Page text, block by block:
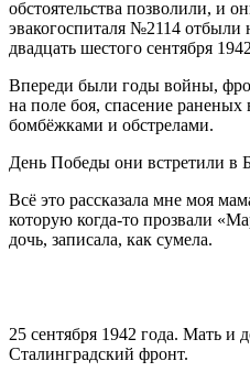
обстоятельства позволили, и
эвакогоспиталя №2114 отбыли
двадцать шестого сентября
Впереди были годы войны,
на поле боя, спасение раненых
бомбёжками и обстрелами.
День Победы они встретили в
Всё это рассказала мне моя
которую когда-то прозвали
дочь, записала, как сумела.
25 сентября 1942 года. Мать и
Сталинградский фронт.